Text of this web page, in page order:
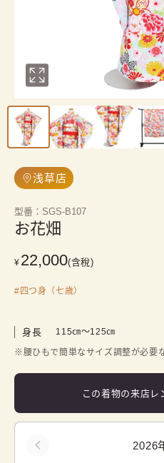
浅草店
型番 ： SGS-B107
お花畑
¥ 22,000(含稅)
# 四つ身（七歳）
身長 115㎝〜125㎝
※腰ひもで簡単なサイズ調整が必要
この着物の来店レ
2026